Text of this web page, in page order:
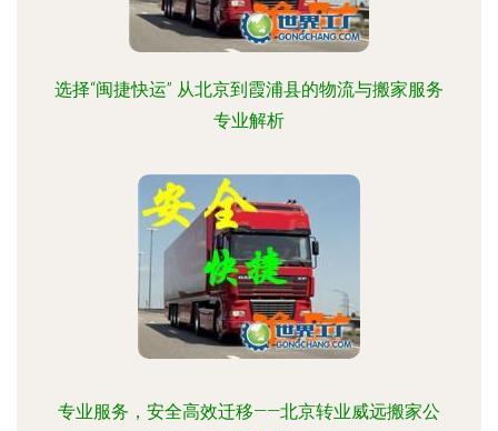
选择“闽捷快运” 从北京到霞浦县的物流与搬家服务
专业解析
专业服务，安全高效迁移——北京转业威远搬家公